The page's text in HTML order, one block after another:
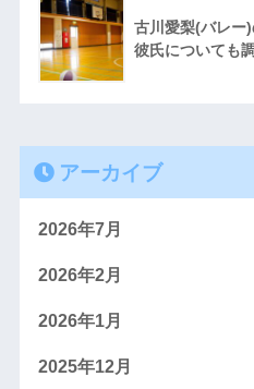
古川愛梨(バレー
彼氏についても
アーカイブ
2026年7月
2026年2月
2026年1月
2025年12月